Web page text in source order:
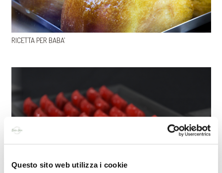
Questo sito web utilizza i cookie
RICETTA PER BABA’